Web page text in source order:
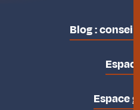
Blog :
Espace